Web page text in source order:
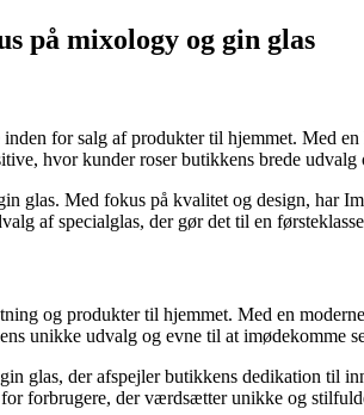
på mixology og gin glas
for salg af produkter til hjemmet. Med
hvor kunder roser butikkens brede udvalg
Med fokus på kvalitet og design, har
af specialglas, der gør det til en
og produkter til hjemmet. Med en
unikke udvalg og evne til at imødekomme
glas, der afspejler butikkens dedikation til
forbrugere, der værdsætter unikke og